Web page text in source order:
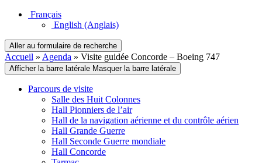
Français
English (Anglais)
Aller au formulaire de recherche
Accueil » Agenda » Visite guidée Concorde – Boeing 747
Afficher la barre latérale Masquer la barre latérale
Parcours de visite
Salle des Huit Colonnes
Hall Pionniers de l’air
Hall de la navigation aérienne et du contrôle aérien
Hall Grande Guerre
Hall Seconde Guerre mondiale
Hall Concorde